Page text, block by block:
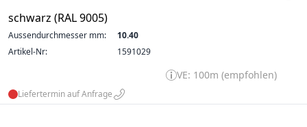
schwarz (RAL 9005)
Aussendurchmesser mm:
10.40
Artikel-Nr:
1591029
VE: 100m (empfohlen)
Liefertermin auf Anfrage